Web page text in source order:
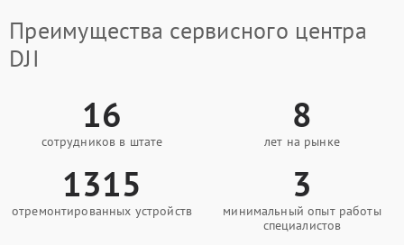
Преимущества сервисного центра
DJI
16
сотрудников в штате
8
лет на рынке
1315
отремонтированных устройств
3
минимальный опыт работы
специалистов